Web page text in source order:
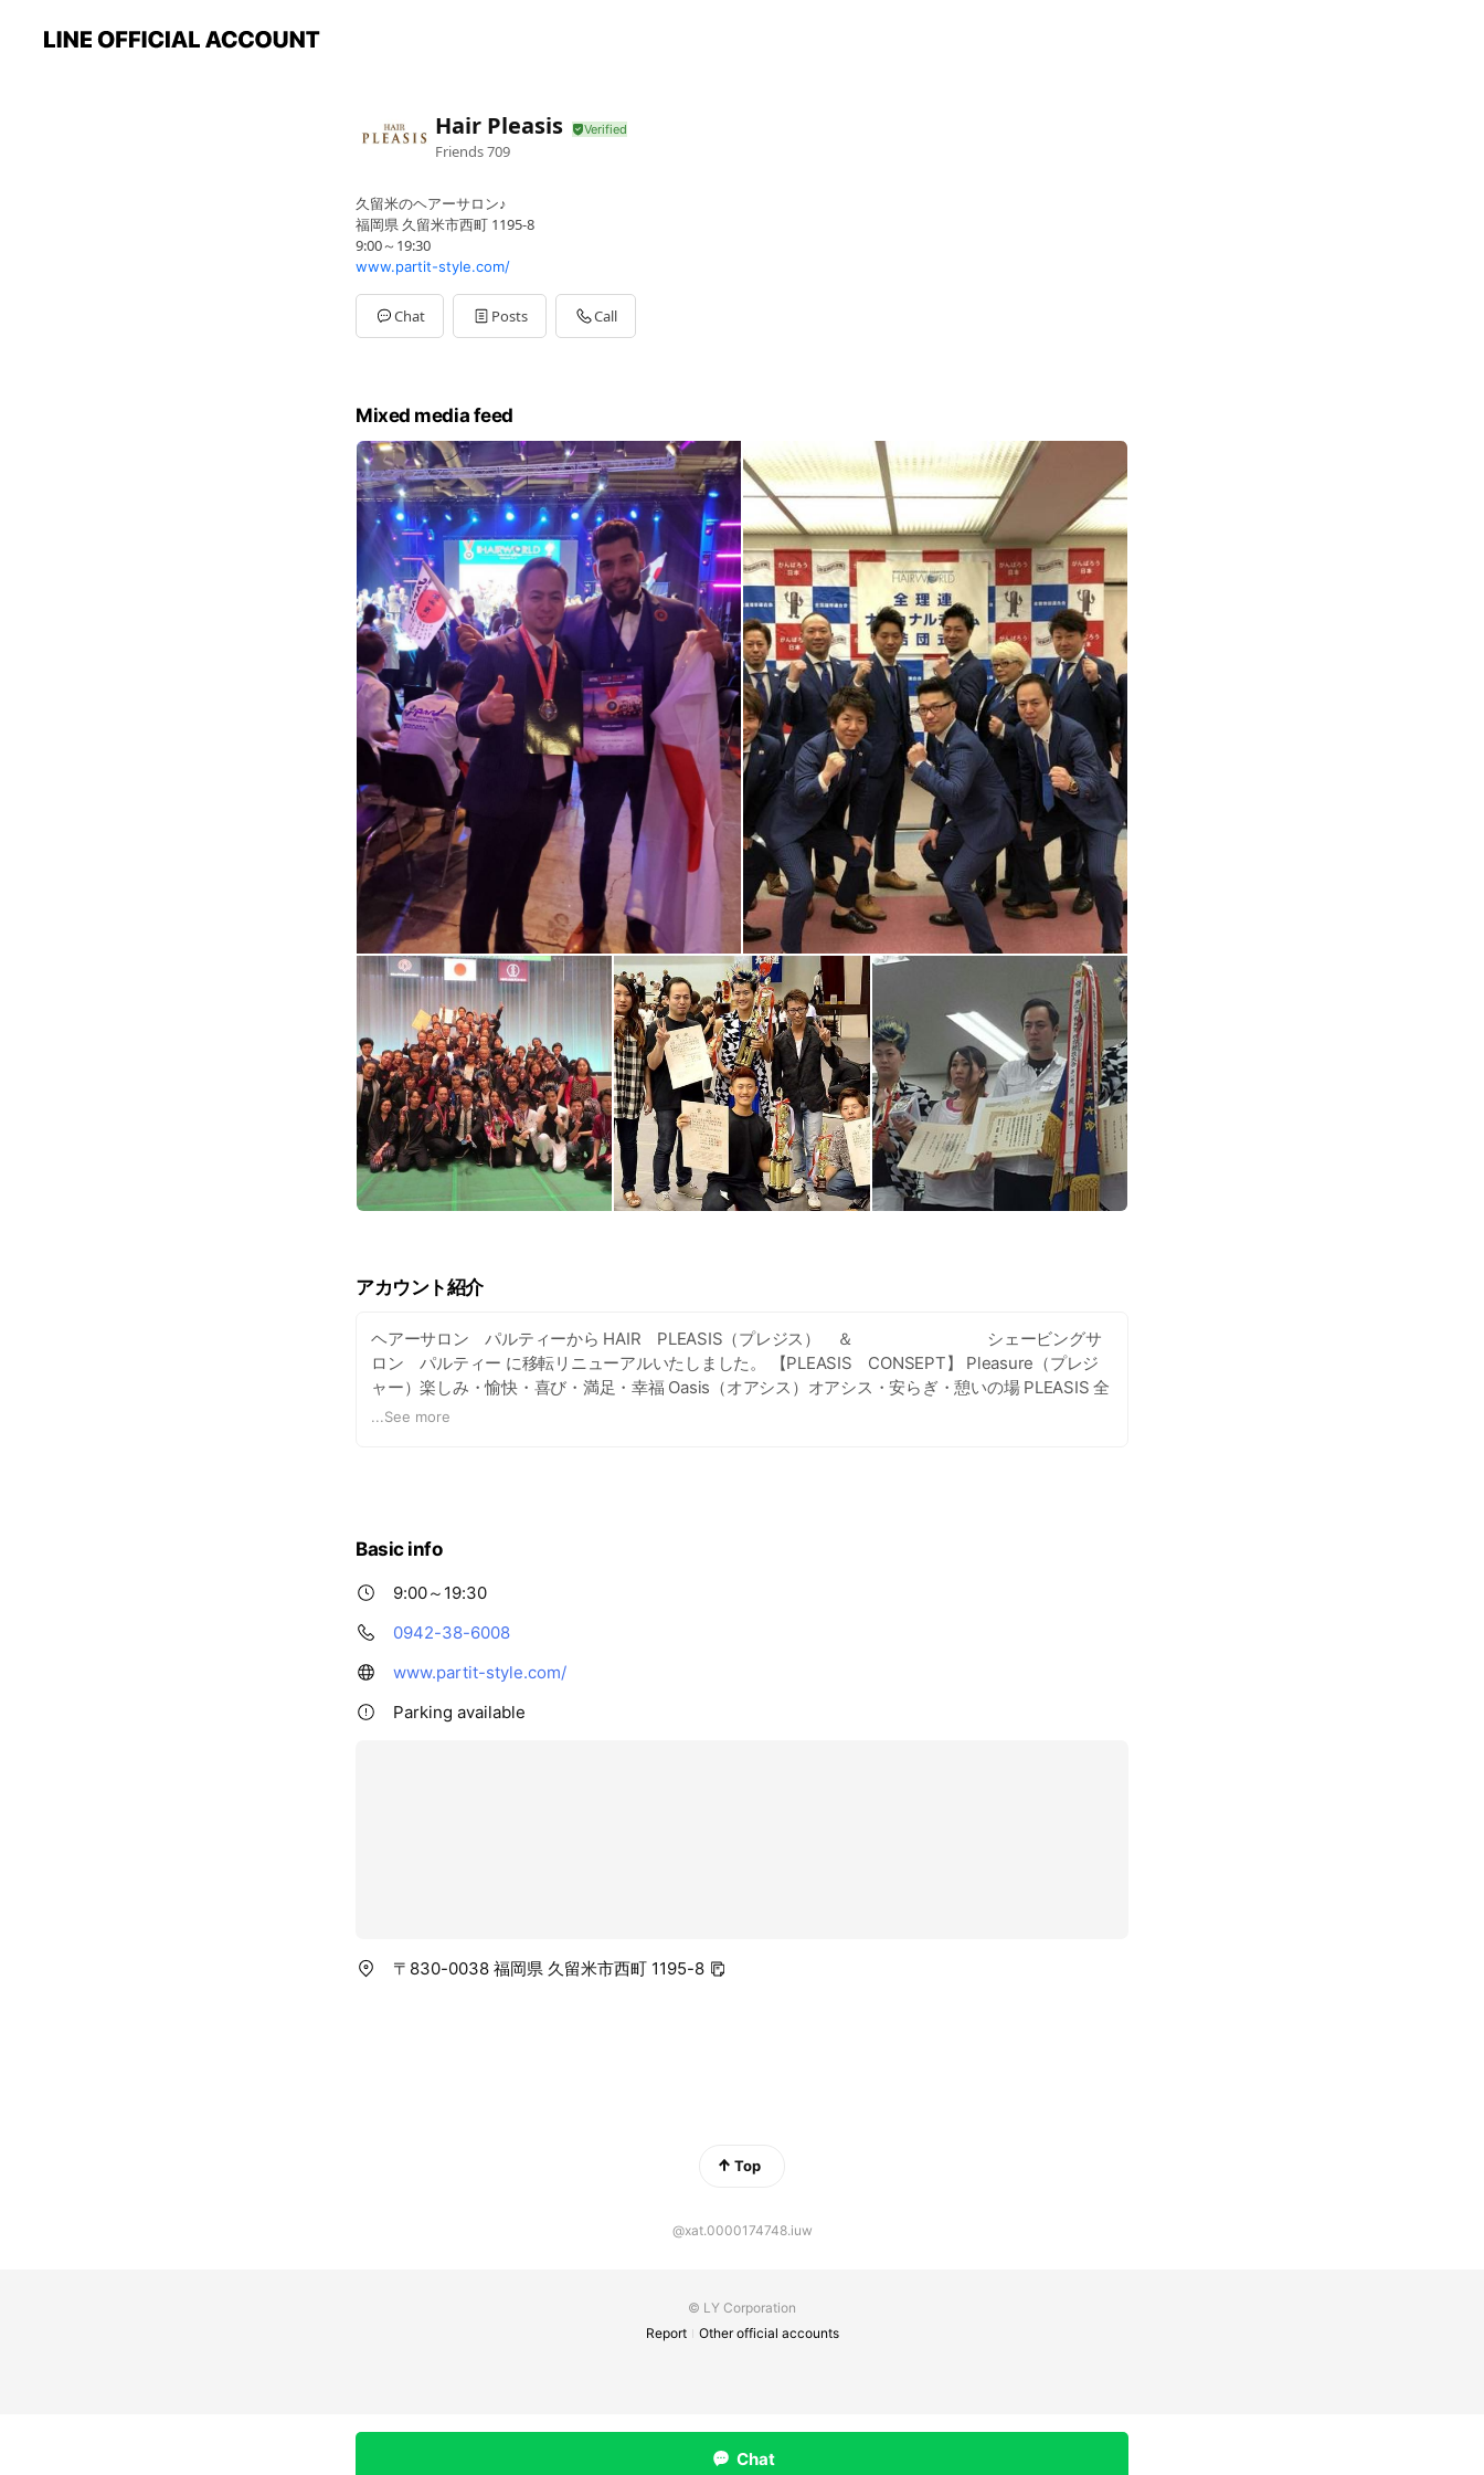
Hair Pleasis
Friends709
久留米のヘアーサロン♪
福岡県 久留米市西町 1195-8
9:00～19:30
www.partit-style.com/
Chat Posts Call
Mixed media feed
アカウント紹介
ヘアーサロン パルティーから HAIR PLEASIS（プレジス） ＆ シェービングサ
ロン パルティー に移転リニューアルいたしました。 【PLEASIS CONSEPT】 Pleasure（プレジ
ャー）楽しみ・愉快・喜び・満足・幸福 Oasis（オアシス）オアシス・安らぎ・憩いの場 PLEASIS 全
国NO.1を目指し、日々技術を磨いてます。 県大会優勝、九州大会優勝、全国２位の実績。 お客様の満
...See more
Basic info
9:00～19:30
0942-38-6008
www.partit-style.com/
Parking available
〒830-0038 福岡県 久留米市西町 1195-8
Top
@xat.0000174748.iuw
© LY Corporation
Report
Other official accounts
Chat